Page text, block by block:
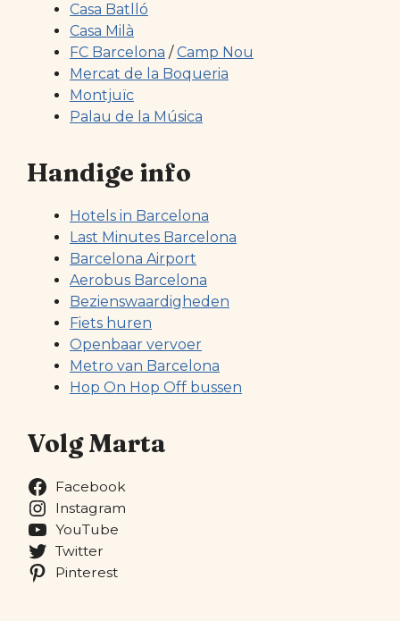
Casa Batlló
Casa Milà
FC Barcelona /Camp Nou
Mercat de la Boqueria
Montjuïc
Palau de la Música
Handige info
Hotels in Barcelona
Last Minutes Barcelona
Barcelona Airport
Aerobus Barcelona
Bezienswaardigheden
Fiets huren
Openbaar vervoer
Metro van Barcelona
Hop On Hop Off bussen
Volg Marta
Facebook
Instagram
YouTube
Twitter
Pinterest